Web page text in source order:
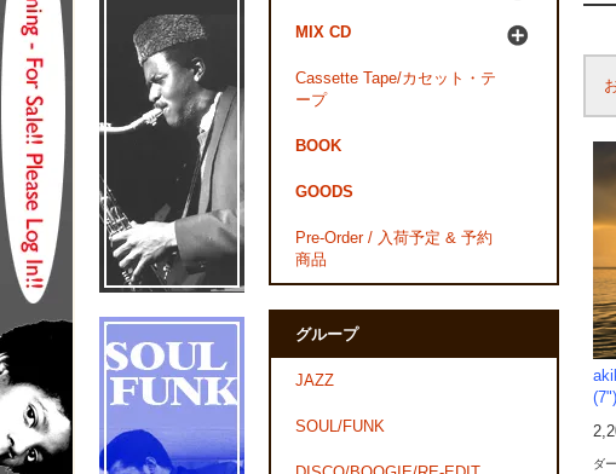
(7")
ダ
MIX CD
Cassette Tape/カセット・テ
ープ
BOOK
GOODS
Pre-Order / 入荷予定 & 予約
商品
グループ
JAZZ
SOUL/FUNK